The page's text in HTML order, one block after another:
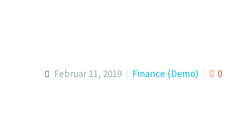
Februar 11, 2019 Finance (Demo) 0